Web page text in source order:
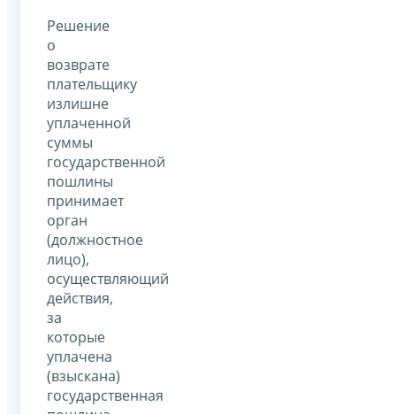
Решение
о
возврате
плательщику
излишне
уплаченной
суммы
государственной
пошлины
принимает
орган
(должностное
лицо),
осуществляющий
действия,
за
которые
уплачена
(взыскана)
государственная